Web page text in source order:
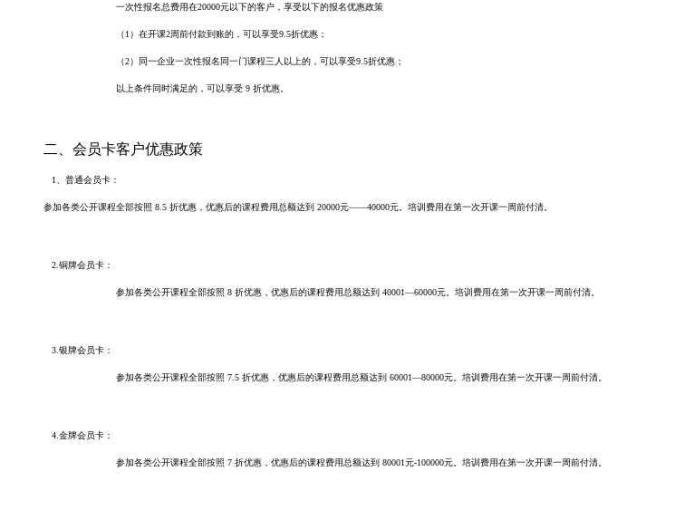
一次性报名总费用在20000元以下的客户，享受以下的报名优惠政策
（1）在开课2周前付款到账的，可以享受9.5折优惠；
（2）同一企业一次性报名同一门课程三人以上的，可以享受9.5折优惠；
以上条件同时满足的，可以享受 9 折优惠。
二、会员卡客户优惠政策
1、普通会员卡：
参加各类公开课程全部按照 8.5 折优惠，优惠后的课程费用总额达到 20000元——40000元。培训费用在第一次开课一周前付清。
2.铜牌会员卡：
参加各类公开课程全部按照 8 折优惠，优惠后的课程费用总额达到 40001—60000元。培训费用在第一次开课一周前付清。
3.银牌会员卡：
参加各类公开课程全部按照 7.5 折优惠，优惠后的课程费用总额达到 60001—80000元。培训费用在第一次开课一周前付清。
4.金牌会员卡：
参加各类公开课程全部按照 7 折优惠，优惠后的课程费用总额达到 80001元-100000元。培训费用在第一次开课一周前付清。